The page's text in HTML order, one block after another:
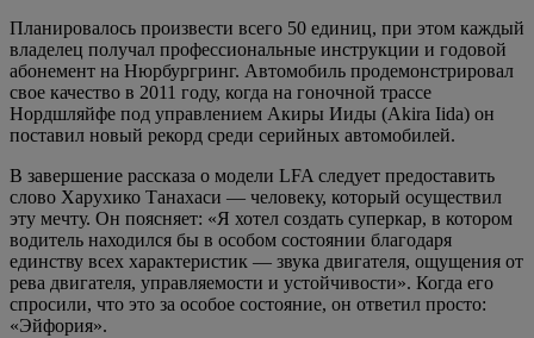
Планировалось произвести всего 50 единиц, при этом каждый
владелец получал профессиональные инструкции и годовой
абонемент на Нюрбургринг. Автомобиль продемонстрировал
свое качество в 2011 году, когда на гоночной трассе
Нордшляйфе под управлением Акиры Ииды (Akira Iida) он
поставил новый рекорд среди серийных автомобилей.
В завершение рассказа о модели LFA следует предоставить
слово Харухико Танахаси — человеку, который осуществил
эту мечту. Он поясняет: «Я хотел создать суперкар, в котором
водитель находился бы в особом состоянии благодаря
единству всех характеристик — звука двигателя, ощущения от
рева двигателя, управляемости и устойчивости». Когда его
спросили, что это за особое состояние, он ответил просто:
«Эйфория».